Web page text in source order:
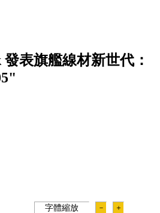
表旗艦線材新世代：
字體縮放 － ＋